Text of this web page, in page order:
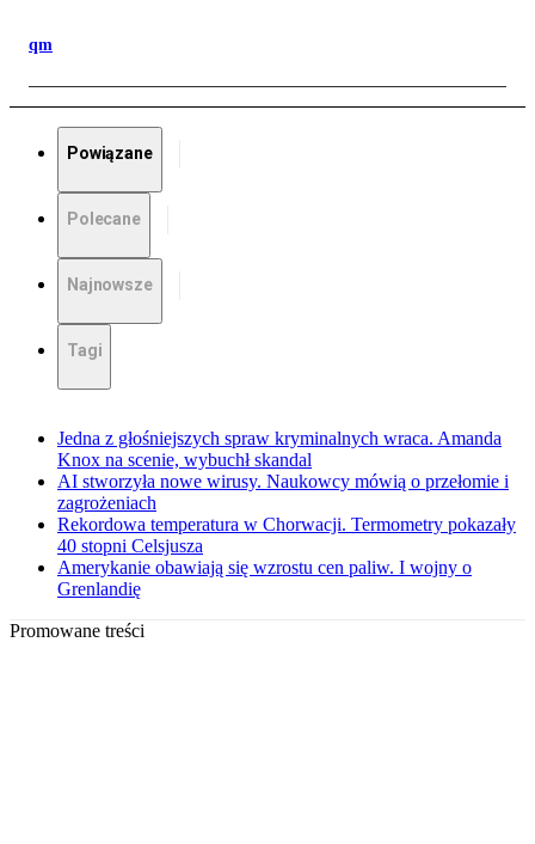
qm
Powiązane
Polecane
Najnowsze
Tagi
Jedna z głośniejszych spraw kryminalnych wraca. Amanda
Knox na scenie, wybuchł skandal
AI stworzyła nowe wirusy. Naukowcy mówią o przełomie i
zagrożeniach
Rekordowa temperatura w Chorwacji. Termometry pokazały
40 stopni Celsjusza
Amerykanie obawiają się wzrostu cen paliw. I wojny o
Grenlandię
Promowane treści